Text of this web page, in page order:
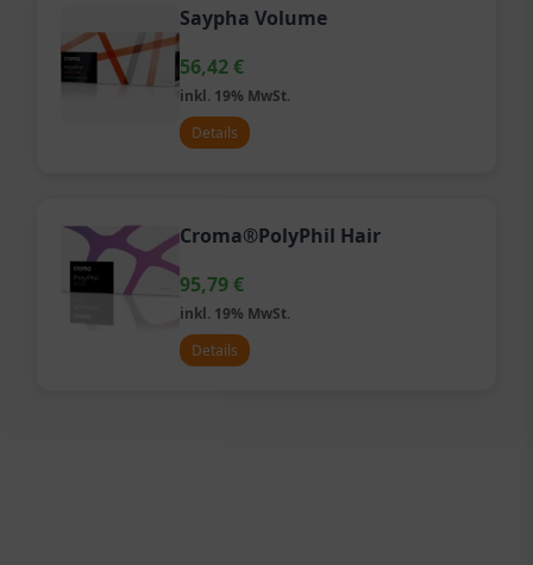
Saypha Volume
56,42€
inkl. 19% MwSt.
Details
Croma®PolyPhil Hair
95,79€
inkl. 19% MwSt.
Details